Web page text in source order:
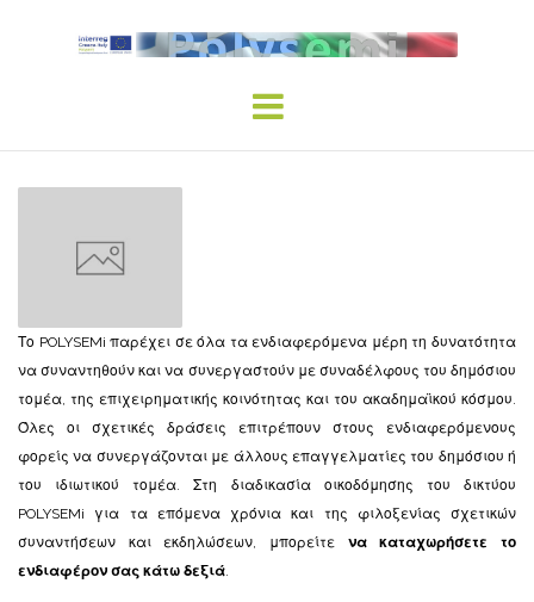
Το POLYSEMi παρέχει σε όλα τα ενδιαφερόμενα μέρη τη δυνατότητα
να συναντηθούν και να συνεργαστούν με συναδέλφους του δημόσιου
τομέα, της επιχειρηματικής κοινότητας και του ακαδημαϊκού κόσμου.
Όλες οι σχετικές δράσεις επιτρέπουν στους ενδιαφερόμενους
φορείς να συνεργάζονται με άλλους επαγγελματίες του δημόσιου ή
του ιδιωτικού τομέα. Στη διαδικασία οικοδόμησης του δικτύου
POLYSEMi για τα επόμενα χρόνια και της φιλοξενίας σχετικών
συναντήσεων και εκδηλώσεων, μπορείτε να καταχωρήσετε το
ενδιαφέρον σας κάτω δεξιά.